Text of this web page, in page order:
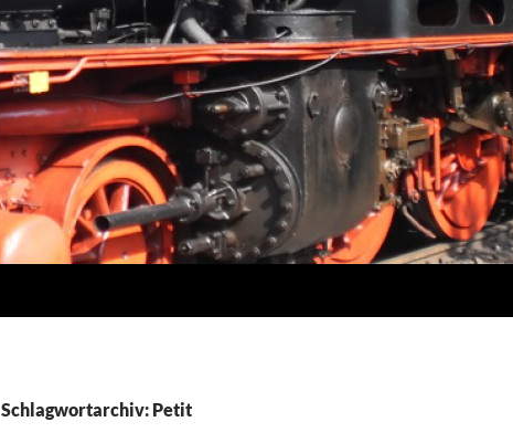
Schlagwortarchiv: Petit